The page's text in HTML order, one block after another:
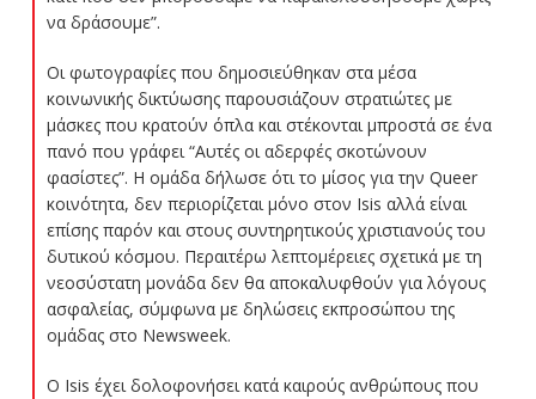
να δράσουμε”.
Οι φωτογραφίες που δημοσιεύθηκαν στα μέσα
κοινωνικής δικτύωσης παρoυσιάζουν στρατιώτες με
μάσκες που κρατούν όπλα και στέκονται μπροστά σε ένα
πανό που γράφει “Αυτές οι αδερφές σκοτώνουν
φασίστες”. Η ομάδα δήλωσε ότι το μίσος για την Queer
κοινότητα, δεν περιορίζεται μόνο στον Isis αλλά είναι
επίσης παρόν και στους συντηρητικούς χριστιανούς του
δυτικού κόσμου. Περαιτέρω λεπτομέρειες σχετικά με τη
νεοσύστατη μονάδα δεν θα αποκαλυφθούν για λόγους
ασφαλείας, σύμφωνα με δηλώσεις εκπροσώπου της
ομάδας στο Newsweek.
Ο Isis έχει δολοφονήσει κατά καιρούς ανθρώπους που